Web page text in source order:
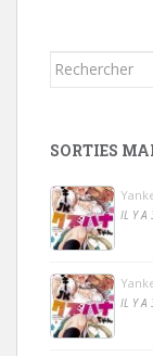
Rechercher...
SORTIES
IL Y A
IL Y A